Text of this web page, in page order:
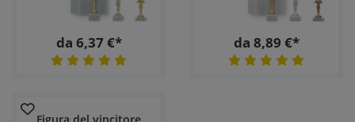
da 6,37 €* da 8,89 €*